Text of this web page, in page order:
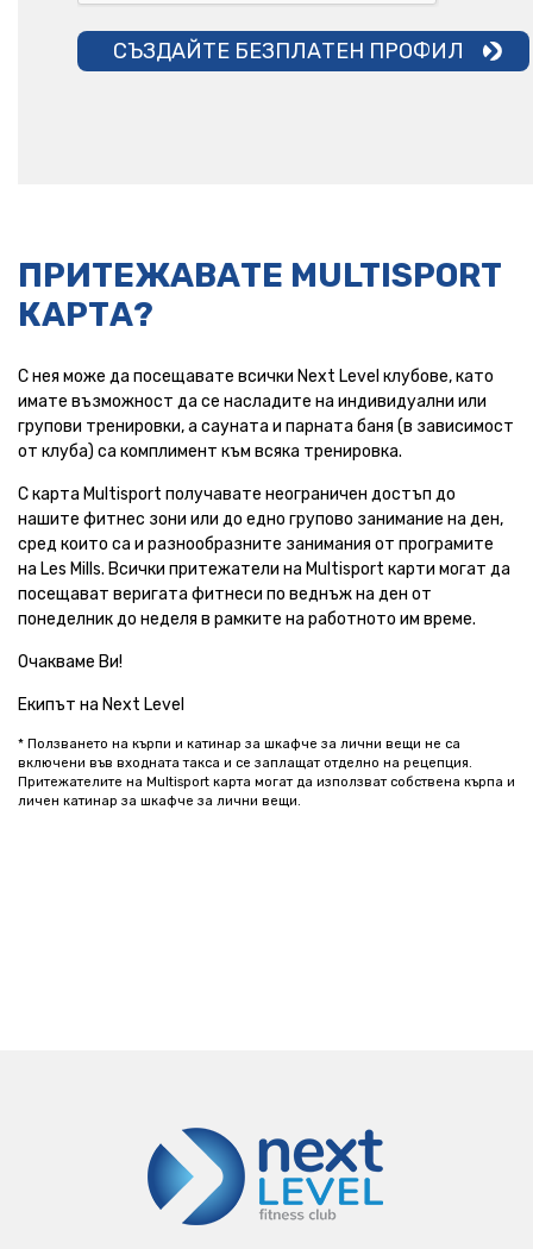
ПРИТЕЖАВАТЕ MULTISPORT
КАРТА?
С нея може да посещавате всички Next Level клубове, като
имате възможност да се насладите на индивидуални или
групови тренировки, а сауната и парната баня (в зависимост
от клуба) са комплимент към всяка тренировка.
С карта Multisport получавате неограничен достъп до
нашите фитнес зони или до едно групово занимание на ден,
сред които са и разнообразните занимания от програмите
на Les Mills. Всички притежатели на Multisport карти могат да
посещават веригата фитнеси по веднъж на ден от
понеделник до неделя в рамките на работното им време.
Очакваме Ви!
Екипът на Next Level
* Ползването на кърпи и катинар за шкафче за лични вещи не са
включени във входната такса и се заплащат отделно на рецепция.
Притежателите на Multisport карта могат да използват собствена кърпа и
личен катинар за шкафче за лични вещи.
СЪЗДАЙТЕ БЕЗПЛАТЕН ПРОФИЛ